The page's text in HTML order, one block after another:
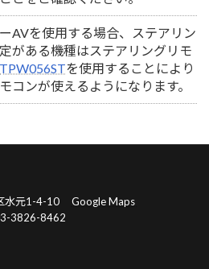
AVを使用する場合、ステアリン
がある機種はステアリングリモ
TPW056STを使用することにより
コンが使えるようになります。
水元1-4-10
Google Maps
3826-8462